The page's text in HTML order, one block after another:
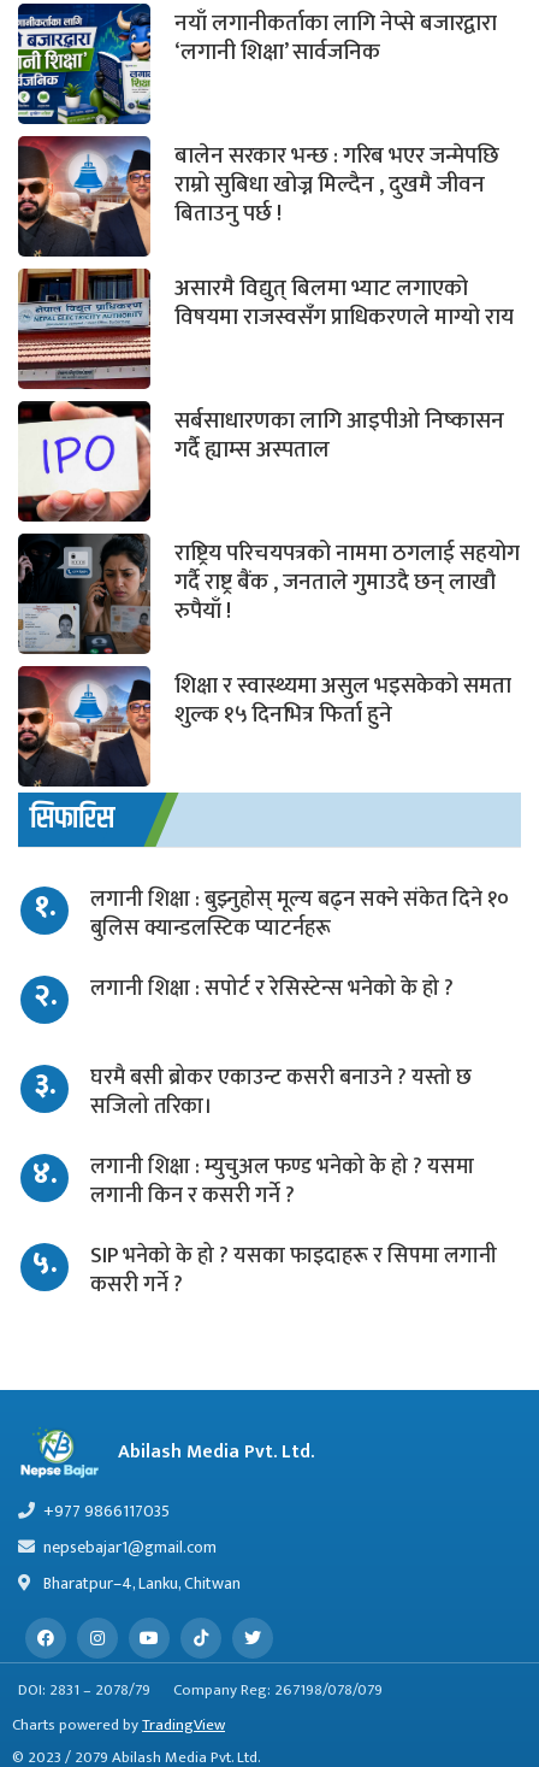
नयाँ लगानीकर्ताका लागि नेप्से बजारद्वारा
‘लगानी शिक्षा’ सार्वजनिक
बालेन सरकार भन्छ : गरिब भएर जन्मेपछि
राम्रो सुबिधा खोज्न मिल्दैन , दुखमै जीवन
बिताउनु पर्छ !
असारमै विद्युत् बिलमा भ्याट लगाएको
विषयमा राजस्वसँग प्राधिकरणले माग्यो राय
सर्बसाधारणका लागि आइपीओ निष्कासन
गर्दै ह्याम्स अस्पताल
राष्ट्रिय परिचयपत्रको नाममा ठगलाई सहयोग
गर्दै राष्ट्र बैंक , जनताले गुमाउदै छन् लाखौ
रुपैयाँ !
शिक्षा र स्वास्थ्यमा असुल भइसकेको समता
शुल्क १५ दिनभित्र फिर्ता हुने
सिफारिस
१.
लगानी शिक्षा : बुझ्नुहोस् मूल्य बढ्न सक्ने संकेत दिने १०
बुलिस क्यान्डलस्टिक प्याटर्नहरू
२. लगानी शिक्षा : सपोर्ट र रेसिस्टेन्स भनेको के हो ?
३.
घरमै बसी ब्रोकर एकाउन्ट कसरी बनाउने ? यस्तो छ
सजिलो तरिका।
४.
लगानी शिक्षा : म्युचुअल फण्ड भनेको के हो ? यसमा
लगानी किन र कसरी गर्ने ?
५.
SIP भनेको के हो ? यसका फाइदाहरू र सिपमा लगानी
कसरी गर्ने ?
Abilash Media Pvt. Ltd.
+977 9866117035
nepsebajar1@gmail.com
Bharatpur–4, Lanku, Chitwan
DOI: 2831 – 2078/79
Company Reg: 267198/078/079
Charts powered byTradingView
© 2023 / 2079 Abilash Media Pvt. Ltd.